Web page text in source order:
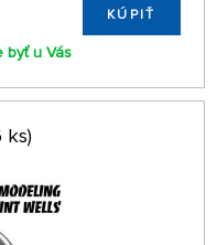
KÚPIŤ
byť u Vás
ks)